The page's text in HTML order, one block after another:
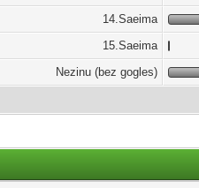
14.Saeima
15.Saeima
Nezinu (bez gogles)